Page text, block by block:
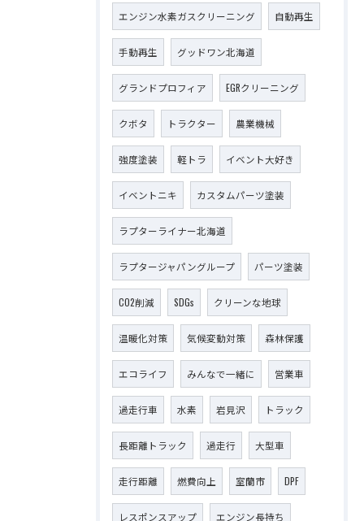
エンジン水素ガスクリーニング 自動再生
手動再生 グッドワン北海道
グランドプロフィア EGRクリーニング
クボタ トラクター 農業機械
強度塗装 軽トラ イベント大好き
イベントニキ カスタムパーツ塗装
ラプターライナー北海道
ラプタージャパングループ パーツ塗装
CO2削減 SDGs クリーンな地球
温暖化対策 気候変動対策 森林保護
エコライフ みんなで一緒に 営業車
過走行車 水素 岩見沢 トラック
長距離トラック 過走行 大型車
走行距離 燃費向上 室蘭市 DPF
レスポンスアップ エンジン長持ち